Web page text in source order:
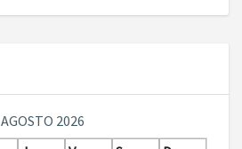
AGOSTO 2026